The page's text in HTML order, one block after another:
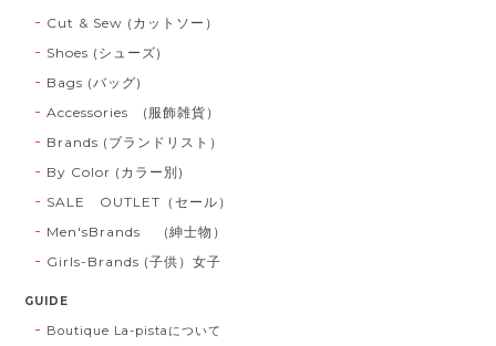
Cut & Sew (カットソー）
Shoes (シューズ)
Bags (バッグ)
Accessories (服飾雑貨）
Brands (ブランドリスト）
By Color (カラー別)
SALE OUTLET（セール）
Men'sBrands (紳士物）
Girls-Brands (子供）女子
GUIDE
Boutique La-pistaについて